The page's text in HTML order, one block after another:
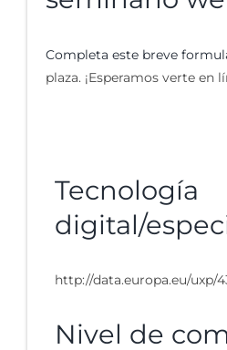
Completa este breve
plaza. ¡Esperamos verte en
Tecnología
digital/
http://data.europa.eu/uxp/
Nivel de